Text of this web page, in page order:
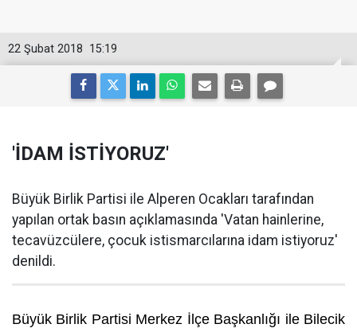
15:19
22 Şubat 2018
'İDAM İSTİYORUZ'
Büyük Birlik Partisi ile Alperen Ocakları tarafından
yapılan ortak basın açıklamasında 'Vatan hainlerine,
tecavüzcülere, çocuk istismarcılarına idam istiyoruz'
denildi.
Büyük Birlik Partisi Merkez İlçe Başkanlığı ile Bilecik